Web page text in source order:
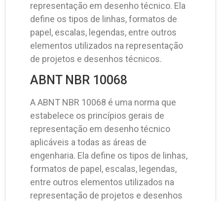
representação em desenho técnico. Ela
define os tipos de linhas, formatos de
papel, escalas, legendas, entre outros
elementos utilizados na representação
de projetos e desenhos técnicos.
ABNT NBR 10068
A ABNT NBR 10068 é uma norma que
estabelece os princípios gerais de
representação em desenho técnico
aplicáveis a todas as áreas de
engenharia. Ela define os tipos de linhas,
formatos de papel, escalas, legendas,
entre outros elementos utilizados na
representação de projetos e desenhos